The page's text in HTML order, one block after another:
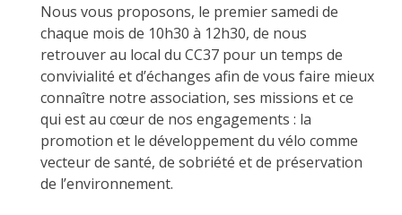
Nous vous proposons, le premier samedi de
chaque mois de 10h30 à 12h30, de nous
retrouver au local du CC37 pour un temps de
convivialité et d’échanges afin de vous faire mieux
connaître notre association, ses missions et ce
qui est au cœur de nos engagements : la
promotion et le développement du vélo comme
vecteur de santé, de sobriété et de préservation
de l’environnement.